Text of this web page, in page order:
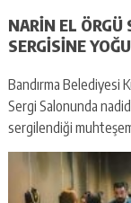
NARİN EL
SERGİSİNE
Bandırma Belediyesi
Sergi Salonunda
sergilendiği